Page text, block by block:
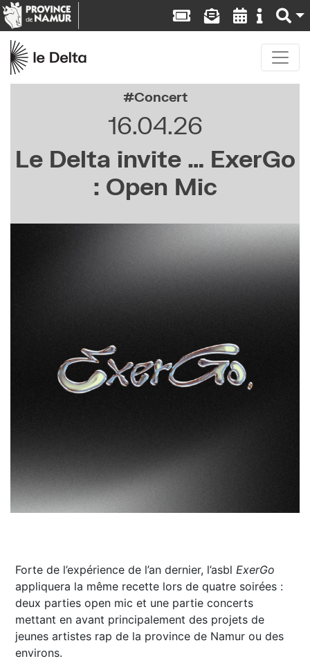
Concert
16.04.26
Le Delta invite … ExerGo
: Open Mic
Forte de l’expérience de l’an dernier, l’asbl ExerGo
appliquera la même recette lors de quatre soirées :
deux parties open mic et une partie concerts
mettant en avant principalement des projets de
jeunes artistes rap de la province de Namur ou des
environs.